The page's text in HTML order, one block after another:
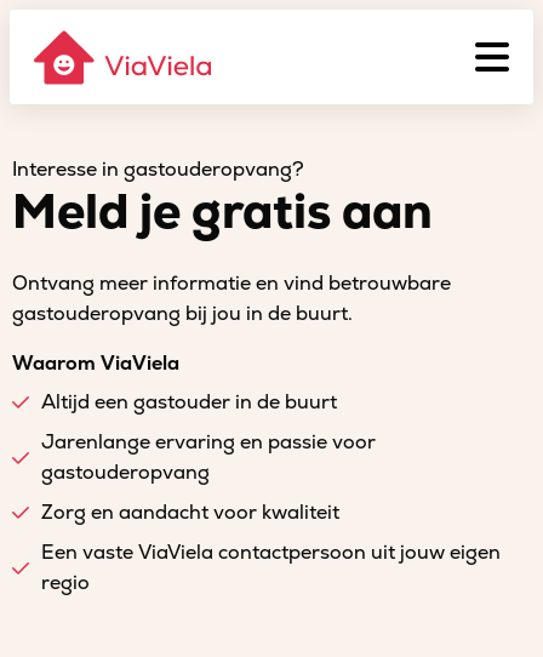
Interesse in gastouderopvang?
Meld je gratis aan
Ontvang meer informatie en vind betrouwbare
gastouderopvang bij jou in de buurt.
Waarom ViaViela
Altijd een gastouder in de buurt
Jarenlange ervaring en passie voor
gastouderopvang
Zorg en aandacht voor kwaliteit
Een vaste ViaViela contactpersoon uit jouw eigen
regio